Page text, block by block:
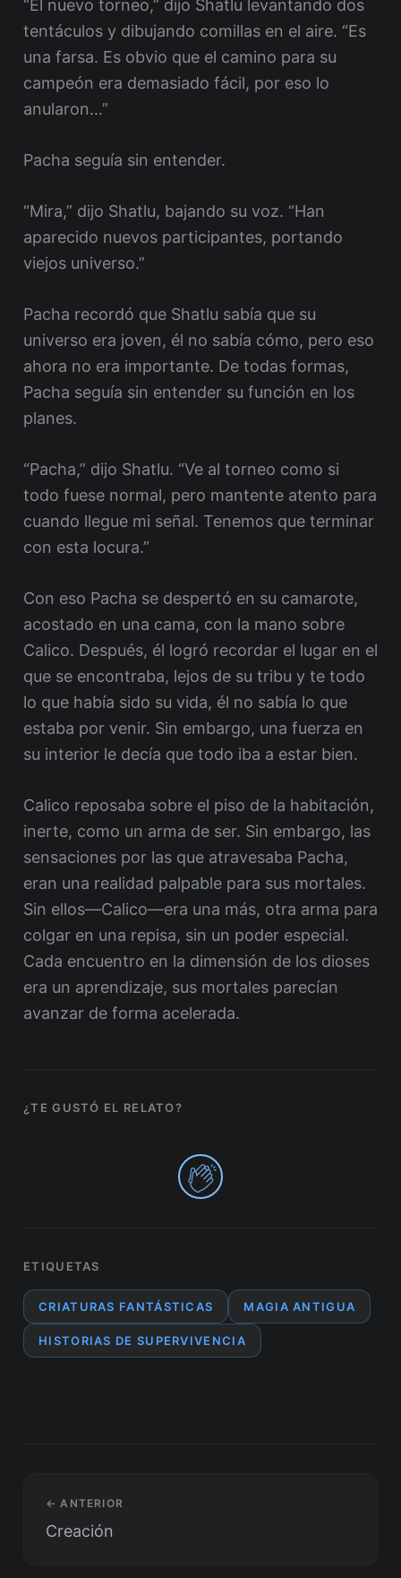
“El nuevo torneo,” dijo Shatlu levantando dos
tentáculos y dibujando comillas en el aire. “Es
una farsa. Es obvio que el camino para su
campeón era demasiado fácil, por eso lo
anularon…”
Pacha seguía sin entender.
“Mira,” dijo Shatlu, bajando su voz. “Han
aparecido nuevos participantes, portando
viejos universo.”
Pacha recordó que Shatlu sabía que su
universo era joven, él no sabía cómo, pero eso
ahora no era importante. De todas formas,
Pacha seguía sin entender su función en los
planes.
“Pacha,” dijo Shatlu. “Ve al torneo como si
todo fuese normal, pero mantente atento para
cuando llegue mi señal. Tenemos que terminar
con esta locura.”
Con eso Pacha se despertó en su camarote,
acostado en una cama, con la mano sobre
Calico. Después, él logró recordar el lugar en el
que se encontraba, lejos de su tribu y te todo
lo que había sido su vida, él no sabía lo que
estaba por venir. Sin embargo, una fuerza en
su interior le decía que todo iba a estar bien.
Calico reposaba sobre el piso de la habitación,
inerte, como un arma de ser. Sin embargo, las
sensaciones por las que atravesaba Pacha,
eran una realidad palpable para sus mortales.
Sin ellos—Calico—era una más, otra arma para
colgar en una repisa, sin un poder especial.
Cada encuentro en la dimensión de los dioses
era un aprendizaje, sus mortales parecían
avanzar de forma acelerada.
¿TE GUSTÓ EL RELATO?
ETIQUETAS
CRIATURAS FANTÁSTICAS MAGIA ANTIGUA
HISTORIAS DE SUPERVIVENCIA
← ANTERIOR
Creación